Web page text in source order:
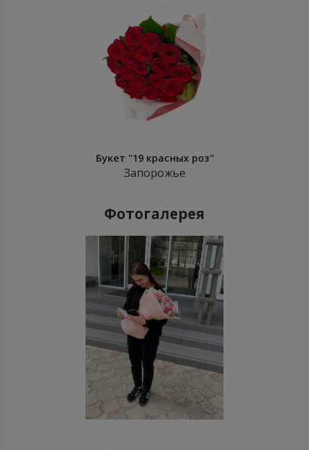
Букет "19 красных роз"
Запорожье
Фотогалерея